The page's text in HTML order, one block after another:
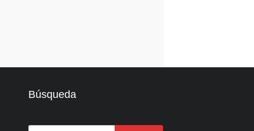
Búsqueda